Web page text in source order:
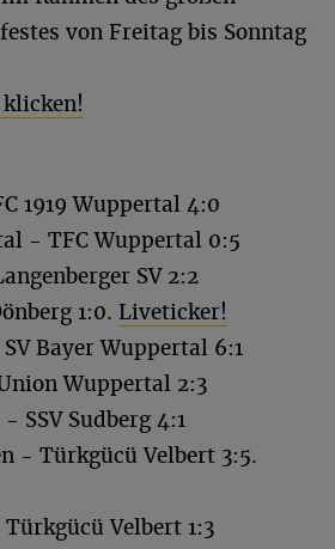
von Freitag bis Sonntag
1919 Wuppertal 4:0
- TFC Wuppertal 0:5
SV 2:2
1:0. Liveticker!
Bayer Wuppertal 6:1
Wuppertal 2:3
SSV Sudberg 4:1
- Türkgücü Velbert 3:5.
Velbert 1:3